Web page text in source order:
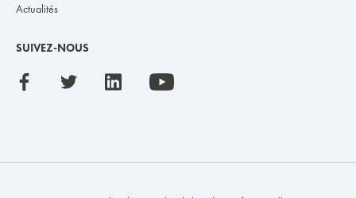
Actualités
SUIVEZ-NOUS